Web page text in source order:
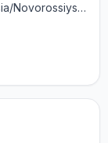
Novorossiysk,
during the
vessels,